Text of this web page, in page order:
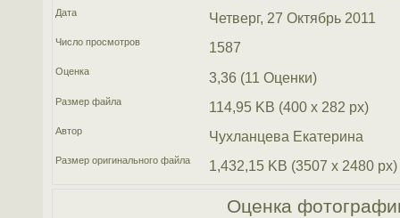
Дата Четверг, 27 Октябрь 2011
Число просмотров 1587
Оценка 3,36 (11 Оценки)
Размер файла 114,95 KB (400 x 282 px)
Автор Чухланцева Екатерина
Размер оригинального файла 1,432,15 KB (3507 x 2480 px)
Оценка